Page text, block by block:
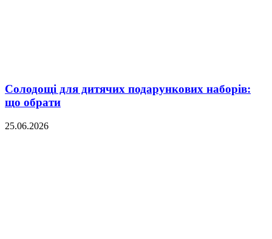
Солодощі для дитячих подарункових наборів:
що обрати
25.06.2026